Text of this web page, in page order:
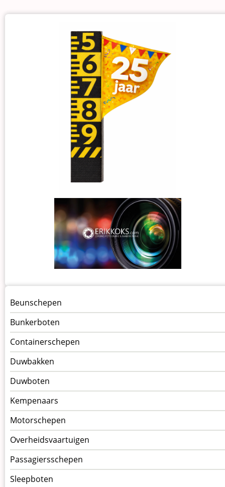
Menu
Schepen
Beunschepen
Bunkerboten
Containerschepen
Duwbakken
Duwboten
Kempenaars
Motorschepen
Overheidsvaartuigen
Passagiersschepen
Sleepboten